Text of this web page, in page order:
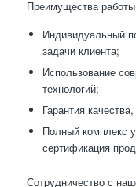
Преимущества
Индивидуальный
задачи клиента;
Использование
технологий;
Гарантия
Полный комплекс
сертификация
Сотрудничество с